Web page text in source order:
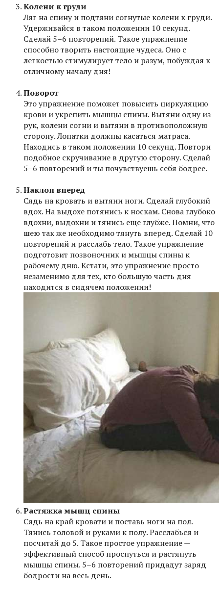
Колени к груди
Ляг на спину и подтяни согнутые колени к груди.
Удерживайся в таком положении 10 секунд.
Сделай 5–6 повторений. Такое упражнение
способно творить настоящие чудеса. Оно с
легкостью стимулирует тело и разум, побуждая к
отличному началу дня!
Поворот
Это упражнение поможет повысить циркуляцию
крови и укрепить мышцы спины. Вытяни одну из
рук, колени согни и вытяни в противоположную
сторону. Лопатки должны касаться матраса.
Находись в таком положении 10 секунд. Повтори
подобное скручивание в другую сторону. Сделай
5–6 повторений и ты почувствуешь себя бодрее.
Наклон вперед
Сядь на кровать и вытяни ноги. Сделай глубокий
вдох. На выдохе потянись к носкам. Снова глубоко
вдохни, выдохни и тянись еще глубже. Помни, что
шею так же необходимо тянуть вперед. Сделай 10
повторений и расслабь тело. Такое упражнение
подготовит позвоночник и мышцы спины к
рабочему дню. Кстати, это упражнение просто
незаменимо для тех, кто большую часть дня
находится в сидячем положении!
Растяжка мышц спины
Сядь на край кровати и поставь ноги на пол.
Тянись головой и руками к полу. Расслабься и
посчитай до 5. Такое простое упражнение —
эффективный способ проснуться и растянуть
мышцы спины. 5–6 повторений придадут заряд
бодрости на весь день.